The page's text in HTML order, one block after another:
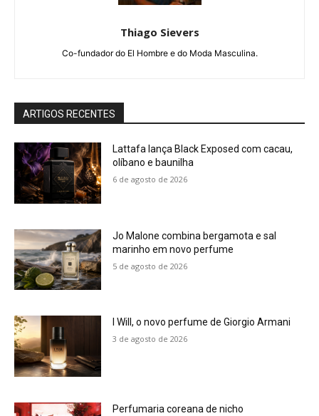
Thiago Sievers
Co-fundador do El Hombre e do Moda Masculina.
ARTIGOS RECENTES
Lattafa lança Black Exposed com cacau,
olíbano e baunilha
6 de agosto de 2026
Jo Malone combina bergamota e sal
marinho em novo perfume
5 de agosto de 2026
I Will, o novo perfume de Giorgio Armani
3 de agosto de 2026
Perfumaria coreana de nicho